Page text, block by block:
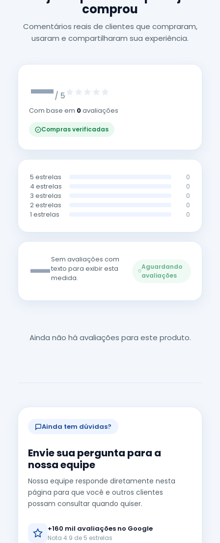
comprou
Comentários reais de clientes que compraram,
usaram e compartilharam sua experiência.
—/ 5
Com base em 0avaliações
Compras verificadas
5 estrelas 0
4 estrelas 0
3 estrelas 0
2 estrelas 0
1 estrelas 0
—Sem avaliações com
texto para exibir esta
medida.
Aguardando
avaliações
Ainda não há avaliações para este produto.
Ainda tem dúvidas?
Envie sua pergunta para a
nossa equipe
Nossa equipe responde diretamente nesta
página para que você e outros clientes
possam consultar quando quiser.
+160 mil avaliações no Google
Nota 4.9 de 5 estrelas